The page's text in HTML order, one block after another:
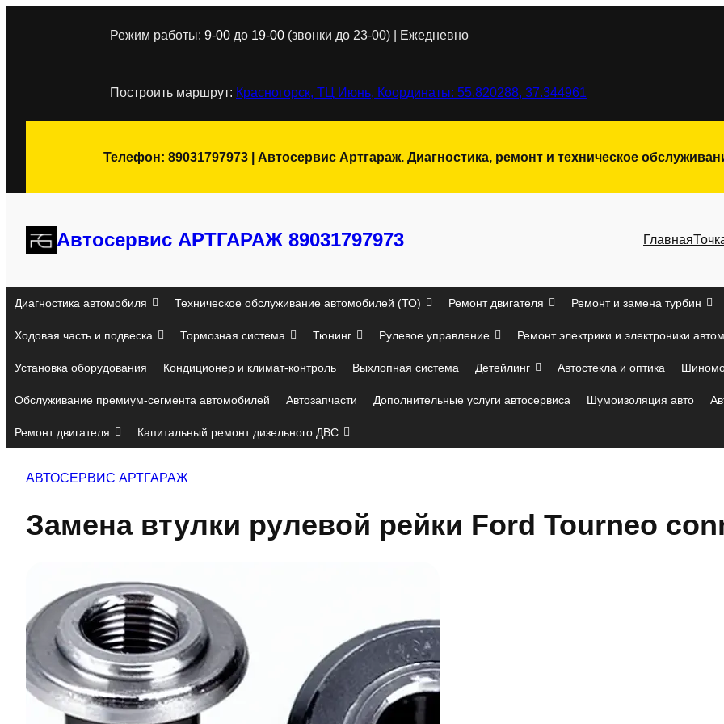
Режим работы: 9-00 до 19-00 (звонки до 23-00) | Ежедневно
Построить маршрут: Красногорск, ТЦ Июнь, Координаты: 55.820288, 37.344961
Телефон: 89031797973 | Автосервис Артгараж. Диагностика, ремонт и техническое
Автосервис АРТГАРАЖ 89031797973 Главная
Диагностика автомобиля Техническое обслуживание автомобилей (ТО) Ремонт двигателя Ремонт и замена турбин
Ходовая часть и подвеска Тормозная система Тюнинг Рулевое управление Ремонт электрики и электроники
Установка оборудования Кондиционер и климат-контроль Выхлопная система Детейлинг Автостекла и оптика
Обслуживание премиум-сегмента автомобилей Автозапчасти Дополнительные услуги автосервиса Шумоизоляция авто
Ремонт двигателя Капитальный ремонт дизельного ДВС
АВТОСЕРВИС АРТГАРАЖ
Замена втулки рулевой рейки Ford Tourneo